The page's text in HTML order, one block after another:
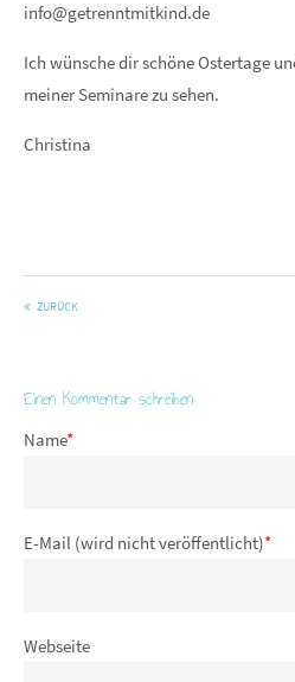
info@getrenntmitkind.de
Ich wünsche dir schöne Ostertage
meiner Seminare zu sehen.
Christina
ZURÜCK
Einen Kommentar schreiben
Name*
E-Mail (wird nicht veröffentlicht)*
Webseite